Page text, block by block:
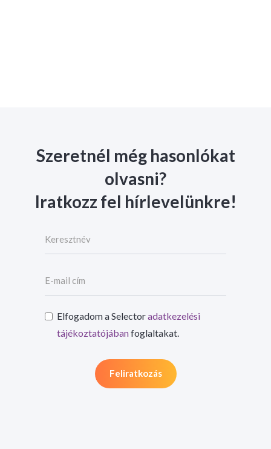
Szeretnél még hasonlókat
olvasni?
Iratkozz fel hírlevelünkre!
Elfogadom a Selectoradatkezelési
tájékoztatójábanfoglaltakat.